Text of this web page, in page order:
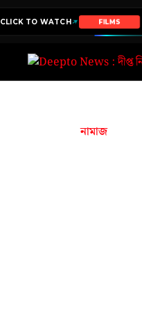
CLICK TO WATCH FILMS
নামাজ